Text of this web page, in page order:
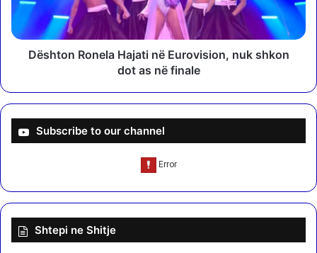
i
m
P
i
,
n
D
n
o
j
n
ë
Dështon Ronela Hajati në Eurovision, nuk shkon
dot as në finale
Subscribe to our channel
Shtepi ne Shitje